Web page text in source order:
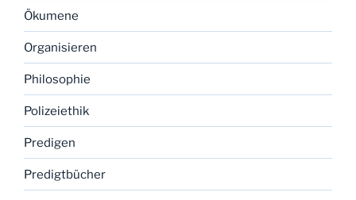
Ökumene
Organisieren
Philosophie
Polizeiethik
Predigen
Predigtbücher